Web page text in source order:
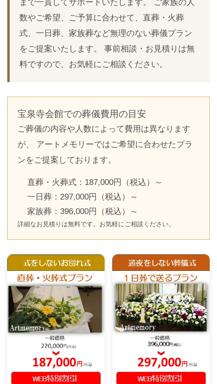
まで一貫してサポートいたします。 ご家族の人
数やご希望、ご予算に合わせて、直葬・火葬
式、一日葬、家族葬など無理のない葬儀プラン
をご提案いたします。 事前相談・お見積りは無
料ですので、お気軽にご相談ください。
宝泉寺会館での葬儀費用の目安
ご葬儀の内容や人数によって費用は異なります
が、 アートメモリーではご希望に合わせたプラ
ンをご提案しております。
直葬・火葬式：187,000円（税込）～
一日葬：297,000円（税込）～
家族葬：396,000円（税込）～
詳細なお見積りは無料です。お気軽にご相談ください。